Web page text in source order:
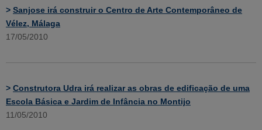
> Sanjose irá construir o Centro de Arte Contemporâneo de
Vélez, Málaga
17/05/2010
> Construtora Udra irá realizar as obras de edificação de uma
Escola Básica e Jardim de Infância no Montijo
11/05/2010